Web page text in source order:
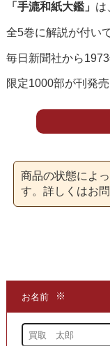
「手漉和紙大鑑」 は
全5巻に解説が付い
毎日新聞社から
限定1000部が刊発売
専門書の買取専門店
貴重な手漉きによ
買取いたしておりま
「手漉和紙大鑑」は
和紙を大系的な集
大変に少なく、
商品の状態によ
す。詳しくはお